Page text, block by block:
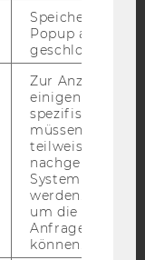
Blog
Bluesky
WEBSEITE
Speichert ob ein
Popup
geschlossen
Zur Anzeige von
einigen WU-
spezifischen
müssen
teilweise von
nachgelagerten
System
werden.
um die Antwort
Anfrage
können.